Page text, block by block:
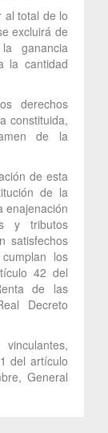
al total de lo
excluirá de
ganancia
la cantidad
derechos
constituida,
de la
de esta
de la
enajenación
y tributos
satisfechos
los
42 del
de las
Decreto
del artículo
General